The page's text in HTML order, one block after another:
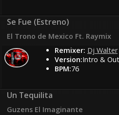
Se Fue (Estreno)
El Trono de Mexico Ft. Raymix
Remixer: Dj Walter
Version:Intro &
BPM:76
Un Tequilita
Guzens El Imaginante